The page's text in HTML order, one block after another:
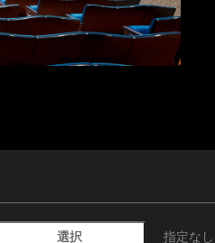
選択 指定なし